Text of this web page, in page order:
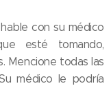
con su médico
esté tomando,
Mencione todas las
médico le podría